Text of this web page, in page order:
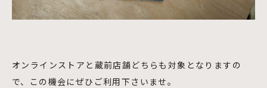
オンラインストアと蔵前店舗どちらも対象となりますの
で、この機会にぜひご利用下さいませ。